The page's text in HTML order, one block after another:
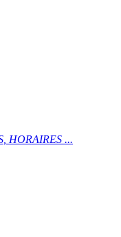
HORAIRES ...